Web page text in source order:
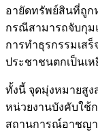
อายัดทรัพย์สินที่ถูก
กรณีสามารถจับกุ
การทำธุรกรรมเส
ประชาชนตกเป็นเ
ทั้งนี้ จุดมุ่งหมายสู
หน่วยงานบังคับใช้
สถานการณ์อาชญา